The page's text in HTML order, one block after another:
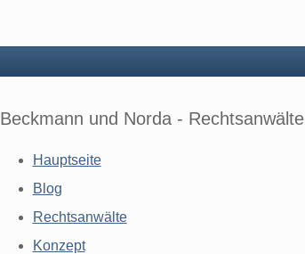
Beckmann und Norda - Rechtsanwälte
Hauptseite
Blog
Rechtsanwälte
Konzept